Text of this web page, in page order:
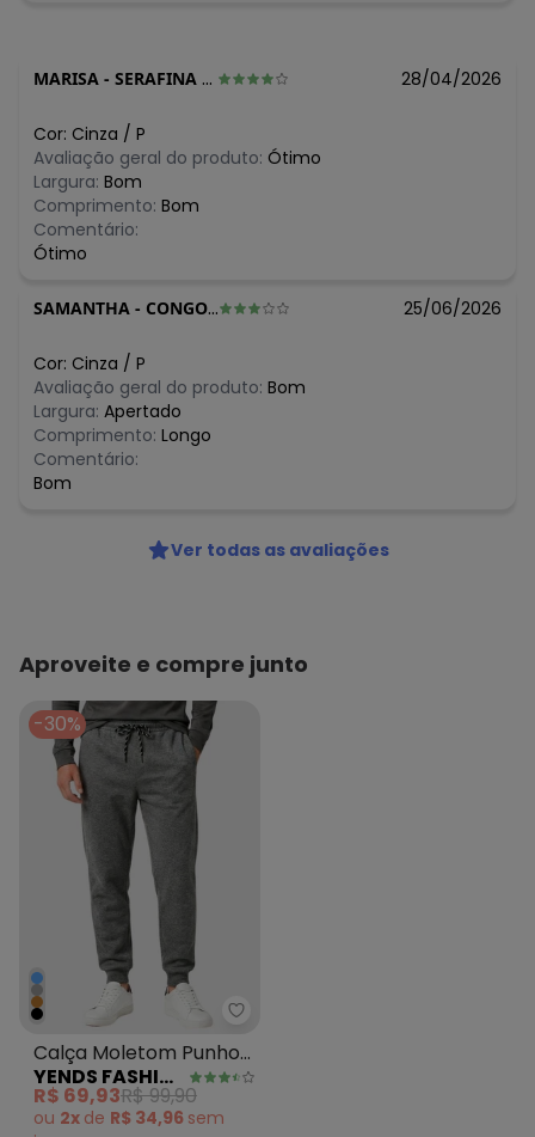
MARISA - SERAFINA CORREA - RS 28/04/2026
Cor: Cinza / P
Avaliação geral do produto: Ótimo
Largura: Bom
Comprimento: Bom
Comentário:
Ótimo
SAMANTHA - CONGONHAS - MG 25/06/2026
Cor: Cinza / P
Avaliação geral do produto: Bom
Largura: Apertado
Comprimento: Longo
Comentário:
Bom
Ver todas as avaliações
Aproveite e compre junto
-30%
Yends Fashion - Calça Moletom
Calça Moletom Punho
Ribana Cinza YENDS FASHION
R$ 69,93R$ 99,90
ou 2x de R$ 34,96 sem